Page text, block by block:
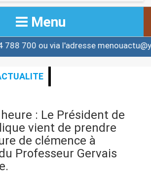
Menu
l'adresse menouactu@yahoo.com
: Le Président de
vient de prendre
de clémence à
Professeur Gervais